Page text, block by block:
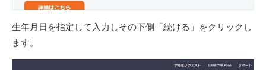
生年月日を指定して入力しその下側「続ける」をクリックし
ます。